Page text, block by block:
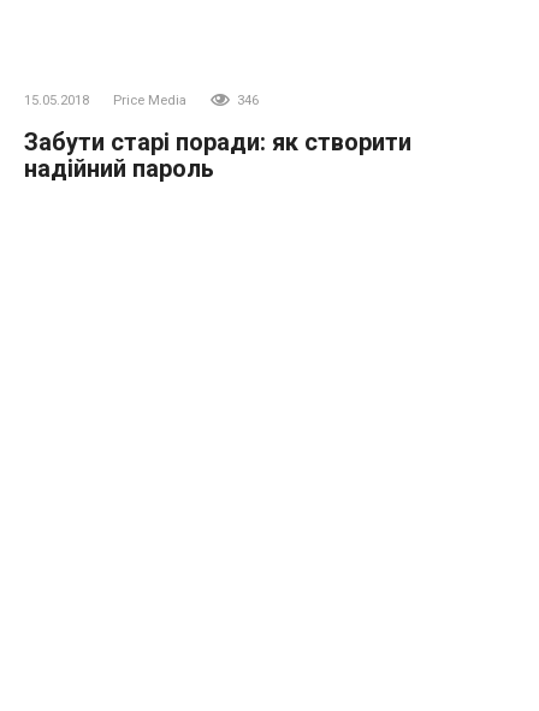
15.05.2018 Price Media 346
Забути старі поради: як створити
надійний пароль